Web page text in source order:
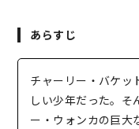
あらすじ
チャーリー・バケッ
しい少年だった。そ
ー・ウォンカの巨大